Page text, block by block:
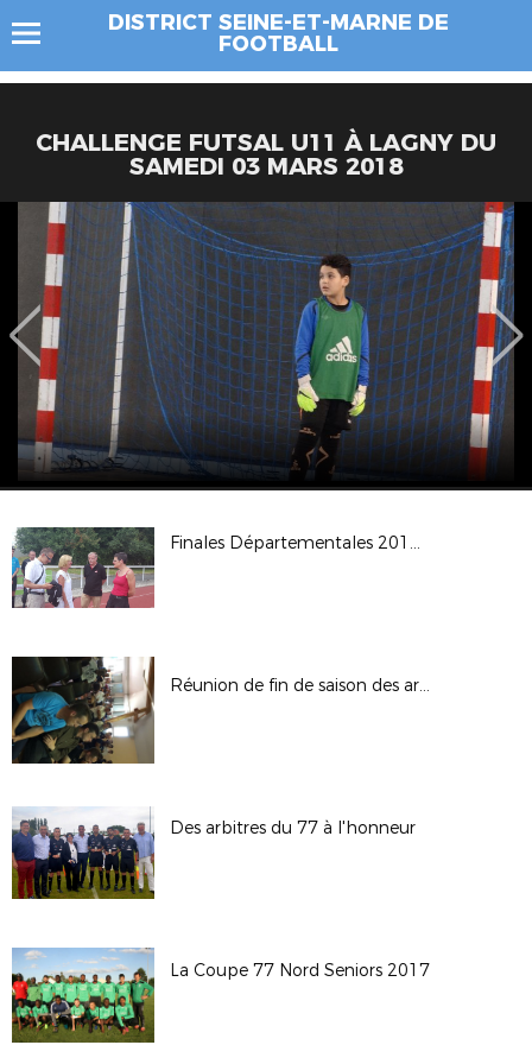
DISTRICT SEINE-ET-MARNE DE
FOOTBALL
CHALLENGE FUTSAL U11 À LAGNY DU
SAMEDI 03 MARS 2018
Finales Départementales 2017 à TORCY
Réunion de fin de saison des arbitres
Des arbitres du 77 à l'honneur
La Coupe 77 Nord Seniors 2017